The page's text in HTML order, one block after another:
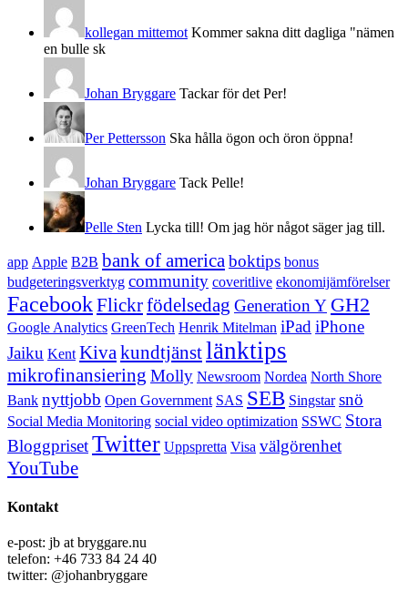
kollegan mittemot Kommer sakna ditt dagliga "nämen
en bulle sk
Johan Bryggare Tackar för det Per!
Per Pettersson Ska hålla ögon och öron öppna!
Johan Bryggare Tack Pelle!
Pelle Sten Lycka till! Om jag hör något säger jag till.
app Apple B2B bank of america boktips bonus
budgeteringsverktyg community coveritlive ekonomijämförelser
FacebookFlickrfödelsedag Generation Y GH2
Google Analytics GreenTech Henrik Mitelman iPadiPhone
Jaiku Kent Kiva kundtjänstlänktips
mikrofinansiering Molly Newsroom Nordea North Shore
Bank nyttjobb Open Government SAS SEB Singstar snö
Social Media Monitoring social video optimization SSWC Stora
BloggprisetTwitter Uppspretta Visa välgörenhet
YouTube
Kontakt
e-post: jb at bryggare.nu
telefon: +46 733 84 24 40
twitter: @johanbryggare